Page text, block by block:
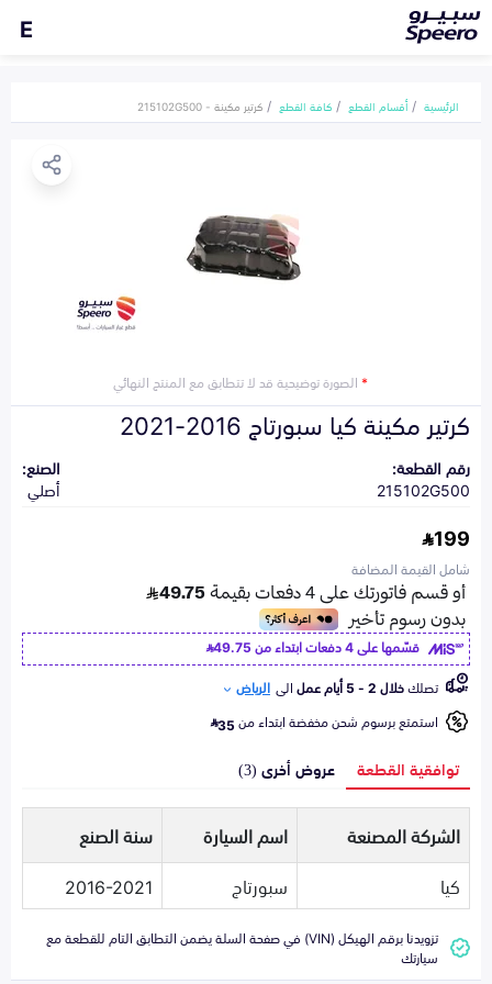
E
الرئيسية أقسام القطع كافة القطع كرتير مكينة - 215102G500
*الصورة توضيحية قد لا تتطابق مع المنتج النهائي
كرتير مكينة كيا سبورتاج 2016-2021
رقم القطعة:
215102G500
الصنع:
أصلي
199
شامل القيمة المضافة
قسّمها على 4 دفعات ابتداء من
49.75
تصلكخلال 2 - 5 أيام عمل الى الرياض
استمتع برسوم شحن مخفضة ابتداء من35
توافقية القطعة عروض أخرى (3)
الشركة المصنعة اسم السيارة
سنة الصنع
كيا
سبورتاج 2016-2021
تزويدنا برقم الهيكل (VIN) في صفحة السلة يضمن التطابق التام للقطعة مع
سيارتك